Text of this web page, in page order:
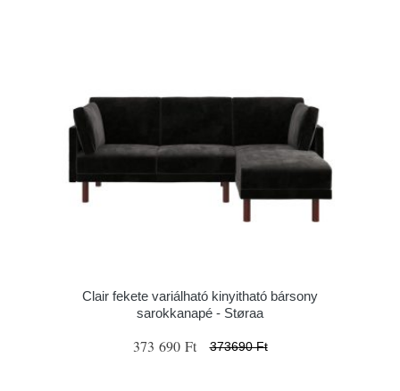
Clair fekete variálható kinyitható bársony
sarokkanapé - Støraa
373 690 Ft 373690 Ft